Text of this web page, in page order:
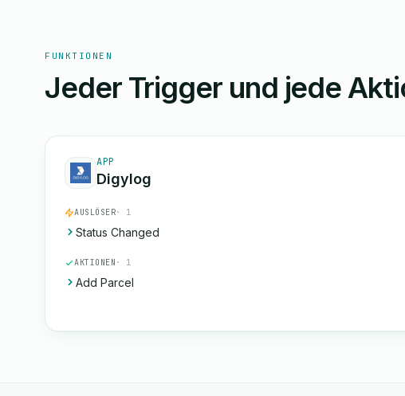
FUNKTIONEN
Jeder Trigger und jede
APP
Digylog
AUSLÖSER· 1
Status Changed
AKTIONEN · 1
Add Parcel